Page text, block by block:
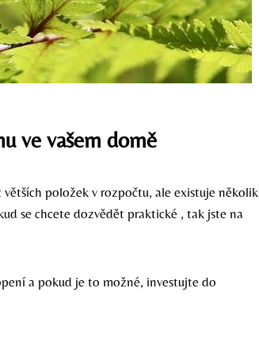
ve vašem domě
položek v rozpočtu, ale existuje několik
se chcete dozvědět praktické , tak jste na
a pokud je to možné, investujte do